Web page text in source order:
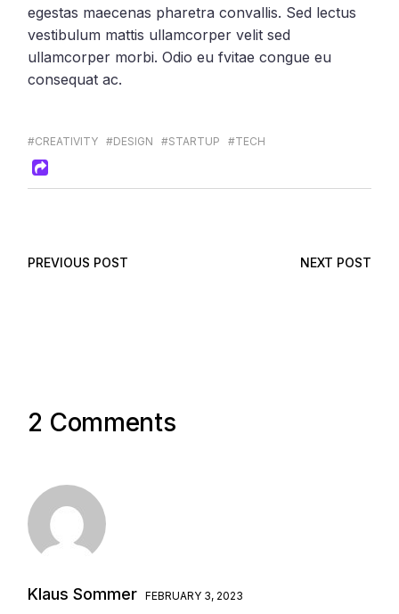
egestas maecenas pharetra convallis. Sed lectus
vestibulum mattis ullamcorper velit sed
ullamcorper morbi. Odio eu fvitae congue eu
consequat ac.
#CREATIVITY #DESIGN #STARTUP #TECH
PREVIOUS POST NEXT POST
2 Comments
Klaus Sommer FEBRUARY 3, 2023